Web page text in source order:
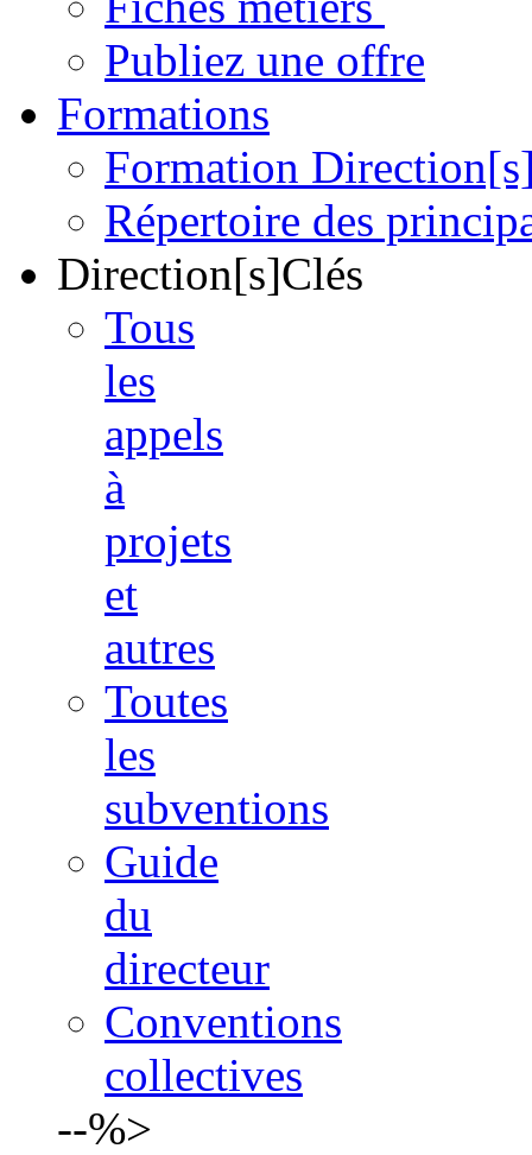
Publiez une offre
Formations
Formation
Répertoire des
Direction[s]Clés
Tous
les
appels
à
projets
et
autres
Toutes
les
subventions
Guide
du
directeur
Conventions
collectives
--%>